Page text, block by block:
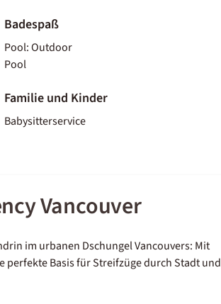
Badespaß
Pool: Outdoor
Pool
Familie und Kinder
Babysitterservice
Vancouver
im urbanen Dschungel Vancouvers: Mit
Basis für Streifzüge durch Stadt und